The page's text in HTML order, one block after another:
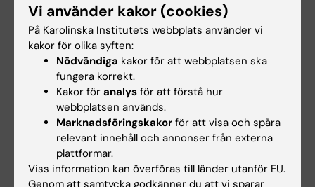
(LabMed)
Lärande, information,
management och etik (LIME)
Ulrika Schüldt Håård
Medicin Huddinge (MedH)
Medicin Solna (MedS) Mari Liljefors och Louisa Cheung
Medicinsk biokemi och
biofysik (MBB)
Bernhard Lohkamp
Medicinsk epidemiologi och
Kristina Leif
Vi använder kakor (cookies)
På Karolinska Institutets webbplats använder vi
kakor för olika syften:
Nödvändiga kakor för att webbplatsen ska
fungera korrekt.
Kakor för analys för att förstå hur
webbplatsen används.
Marknadsföringskakor för att visa och spåra
relevant innehåll och annonser från externa
plattformar.
Viss information kan överföras till länder utanför EU.
Genom att samtycka godkänner du att vi sparar